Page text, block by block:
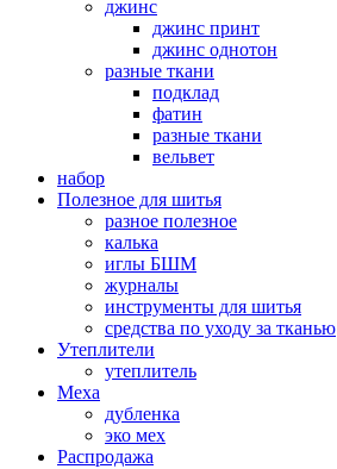
джинс
джинс принт
джинс однотон
разные ткани
подклад
фатин
разные ткани
вельвет
набор
Полезное для шитья
разное полезное
калька
иглы БШМ
журналы
инструменты для шитья
средства по уходу за тканью
Утеплители
утеплитель
Меха
дубленка
эко мех
Распродажа